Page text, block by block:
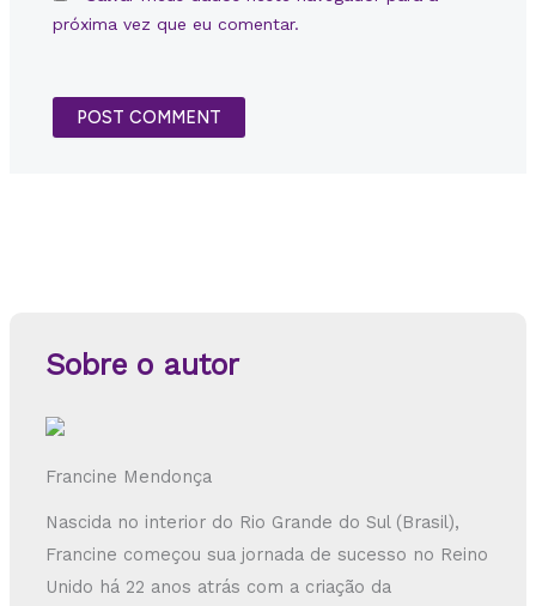
próxima vez que eu comentar.
Sobre o autor
Francine Mendonça
Nascida no interior do Rio Grande do Sul (Brasil),
Francine começou sua jornada de sucesso no Reino
Unido há 22 anos atrás com a criação da